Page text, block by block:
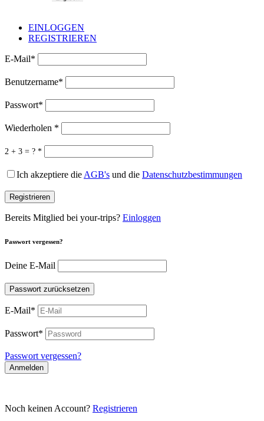
EINLOGGEN
REGISTRIEREN
E-Mail*
Benutzername*
Passwort*
Wiederholen *
2 + 3 = ? *
Ich akzeptiere die AGB's und die Datenschutzbestimmungen
Registrieren
Bereits Mitglied bei your-trips? Einloggen
Passwort vergessen?
Deine E-Mail
Passwort zurücksetzen
E-Mail*
Passwort*
Passwort vergessen?
Anmelden
Noch keinen Account? Registrieren